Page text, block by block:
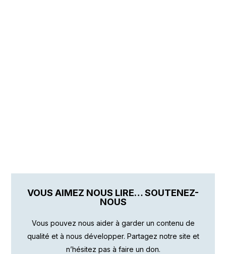
VOUS AIMEZ NOUS LIRE… SOUTENEZ-
NOUS
Vous pouvez nous aider à garder un contenu de
qualité et à nous développer. Partagez notre site et
n’hésitez pas à faire un don.